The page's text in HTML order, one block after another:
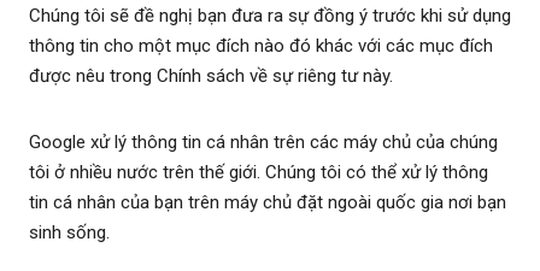
Chúng tôi sẽ đề nghị bạn đưa ra sự đồng ý trước khi sử dụng
thông tin cho một mục đích nào đó khác với các mục đích
được nêu trong Chính sách về sự riêng tư này.
Google xử lý thông tin cá nhân trên các máy chủ của chúng
tôi ở nhiều nước trên thế giới. Chúng tôi có thể xử lý thông
tin cá nhân của bạn trên máy chủ đặt ngoài quốc gia nơi bạn
sinh sống.